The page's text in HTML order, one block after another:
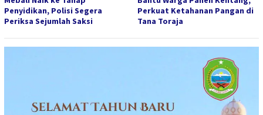
Penyidikan, Polisi Segera
Periksa Sejumlah Saksi
Perkuat Ketahanan Pangan di
Tana Toraja